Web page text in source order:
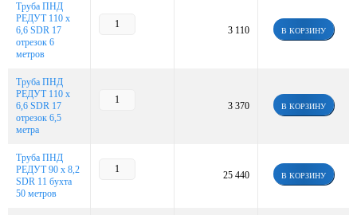
Труба ПНД
РЕДУТ 110 х
6,6 SDR 17
отрезок 6
метров
3 110 В КОРЗИНУ
Труба ПНД
РЕДУТ 110 х
6,6 SDR 17
отрезок 6,5
метра
3 370 В КОРЗИНУ
Труба ПНД
РЕДУТ 90 х 8,2
SDR 11 бухта
50 метров
25 440 В КОРЗИНУ